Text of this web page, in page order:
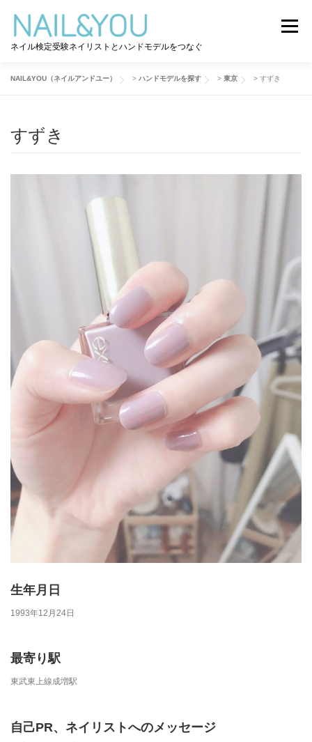
ネイル検定受験ネイリストとハンドモデルをつなぐ
メニュー
ハンドモデルを探す
NAIL&YOU（ネイルアンドユー） > ハンドモデルを探す > 東京 > すずき
すずき
生年月日
1993年12月24日
最寄り駅
東武東上線成増駅
自己PR、ネイリストへのメッセージ